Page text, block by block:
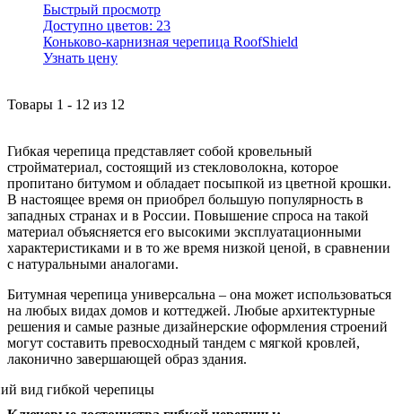
Быстрый просмотр
Доступно цветов: 23
Коньково-карнизная черепица RoofShield
Узнать цену
Товары 1 - 12 из 12
Гибкая черепица представляет собой кровельный
стройматериал, состоящий из стекловолокна, которое
пропитано битумом и обладает посыпкой из цветной крошки.
В настоящее время он приобрел большую популярность в
западных странах и в России. Повышение спроса на такой
материал объясняется его высокими эксплуатационными
характеристиками и в то же время низкой ценой, в сравнении
с натуральными аналогами.
Битумная черепица универсальна – она может использоваться
на любых видах домов и коттеджей. Любые архитектурные
решения и самые разные дизайнерские оформления строений
могут составить превосходный тандем с мягкой кровлей,
лаконично завершающей образ здания.